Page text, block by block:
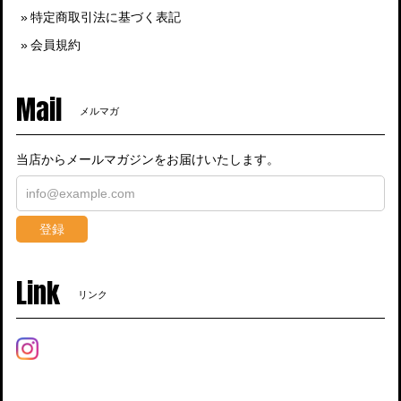
特定商取引法に基づく表記
会員規約
Mail メルマガ
当店からメールマガジンをお届けいたします。
登録
Link リンク